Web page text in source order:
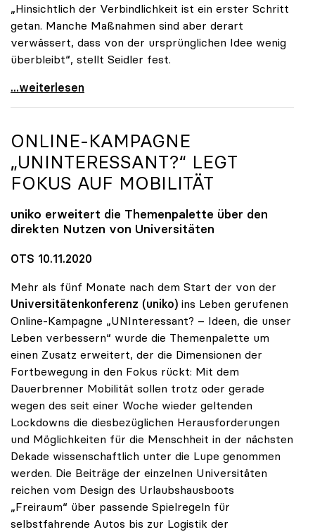
„Hinsichtlich der Verbindlichkeit ist ein erster Schritt
getan. Manche Maßnahmen sind aber derart
verwässert, dass von der ursprünglichen Idee wenig
überbleibt“, stellt Seidler fest.
Seidler zu Studienrecht: Erste Schritte sind getan
...weiterlesen
ONLINE-KAMPAGNE
„UNINTERESSANT?“ LEGT
FOKUS AUF MOBILITÄT
uniko erweitert die Themenpalette über den
direkten Nutzen von Universitäten
OTS 10.11.2020
Mehr als fünf Monate nach dem Start der von der
Universitätenkonferenz (uniko) ins Leben gerufenen
Online-Kampagne „UNInteressant? – Ideen, die unser
Leben verbessern“ wurde die Themenpalette um
einen Zusatz erweitert, der die Dimensionen der
Fortbewegung in den Fokus rückt: Mit dem
Dauerbrenner Mobilität sollen trotz oder gerade
wegen des seit einer Woche wieder geltenden
Lockdowns die diesbezüglichen Herausforderungen
und Möglichkeiten für die Menschheit in der nächsten
Dekade wissenschaftlich unter die Lupe genommen
werden. Die Beiträge der einzelnen Universitäten
reichen vom Design des Urlaubshausboots
„Freiraum“ über passende Spielregeln für
selbstfahrende Autos bis zur Logistik der